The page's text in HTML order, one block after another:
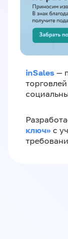
inSales —
ключ»‎ с